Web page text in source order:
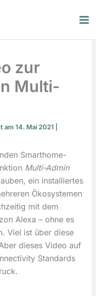
zur
Multi-
am 14. Mai 2021 |
Smarthome-
Multi-Admin
ein installiertes
Ökosystemen
mit dem
Alexa – ohne es
Viel ist über diese
dieses Video auf
Standards